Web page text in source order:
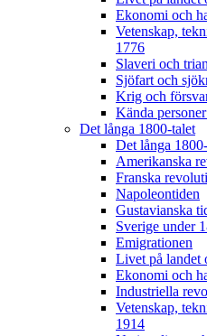
Ekonomi och
Vetenskap,
1776
Slaveri och
Sjöfart och
Krig och
Kända
Det långa 1800-talet
Det långa
Amerikanska
Franska
Napoleontiden
Gustavianska
Sverige under
Emigrationen
Livet på landet
Ekonomi och
Industriella
Vetenskap,
1914